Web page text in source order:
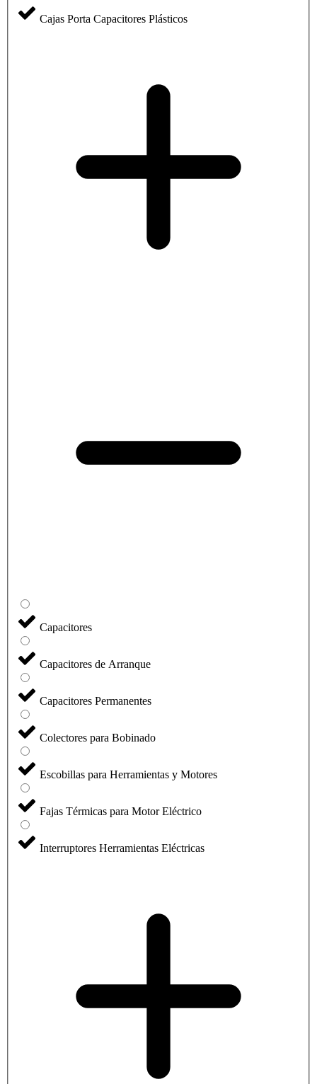
Cajas Porta Capacitores Plásticos
Capacitores
Capacitores de Arranque
Capacitores Permanentes
Colectores para Bobinado
Escobillas para Herramientas y Motores
Fajas Térmicas para Motor Eléctrico
Interruptores Herramientas Eléctricas